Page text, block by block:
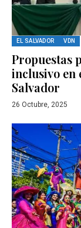
EL SALVADOR VDN
Propuestas
inclusivo en
Salvador
26 Octubre, 2025